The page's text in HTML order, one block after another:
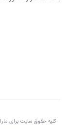
کلیه حقوق سایت برای